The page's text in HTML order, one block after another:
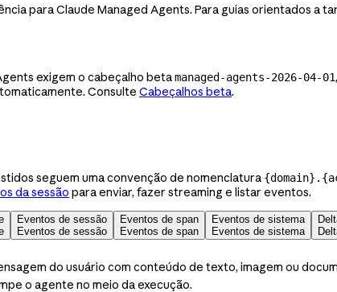
para Claude Managed Agents. Para guias orientados a
exigem o cabeçalho betamanaged-agents-2026-04-01
Consulte Cabeçalhos beta.
seguem uma convenção de nomenclatura
da sessão para enviar, fazer streaming e listar eventos.
Eventos de sessão
Eventos de sessão
Eventos de span
Eventos de span
Eventos de sistema
Eventos de sistema
do usuário com conteúdo de texto, imagem ou
o agente no meio da execução.